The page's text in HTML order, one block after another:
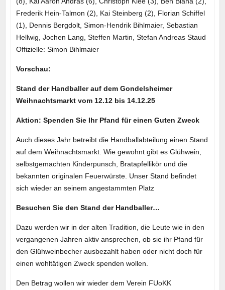
Frederik Hein-Talmon (2), Kai Steinberg (2), Florian Schiffel
(1), Dennis Bergdolt, Simon-Hendrik Bihlmaier, Sebastian
Hellwig, Jochen Lang, Steffen Martin, Stefan Andreas Staud
Offizielle: Simon Bihlmaier
Vorschau:
Stand der Handballer auf dem Gondelsheimer
Weihnachtsmarkt vom 12.12 bis 14.12.25
Aktion: Spenden Sie Ihr Pfand für einen Guten Zweck
Auch dieses Jahr betreibt die Handballabteilung einen Stand
auf dem Weihnachtsmarkt. Wie gewohnt gibt es Glühwein,
selbstgemachten Kinderpunsch, Bratapfellikör und die
bekannten originalen Feuerwürste. Unser Stand befindet
sich wieder an seinem angestammten Platz
Besuchen Sie den Stand der Handballer…
Dazu werden wir in der alten Tradition, die Leute wie in den
vergangenen Jahren aktiv ansprechen, ob sie ihr Pfand für
den Glühweinbecher ausbezahlt haben oder nicht doch für
einen wohltätigen Zweck spenden wollen.
Den Betrag wollen wir wieder dem Verein FUoKK